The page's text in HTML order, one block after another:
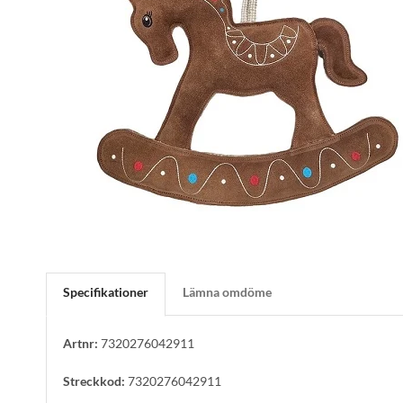
Specifikationer Lämna omdöme
Artnr: 7320276042911
Streckkod: 7320276042911